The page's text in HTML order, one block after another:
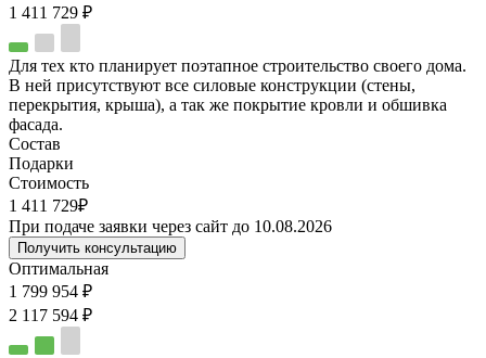
1 411 729 ₽
Для тех кто планирует поэтапное строительство своего дома.
В ней присутствуют все силовые конструкции (стены,
перекрытия, крыша), а так же покрытие кровли и обшивка
фасада.
Состав
Подарки
Стоимость
1 411 729₽
При подаче заявки через сайт до 10.08.2026
Получить консультацию
Оптимальная
1 799 954 ₽
2 117 594 ₽